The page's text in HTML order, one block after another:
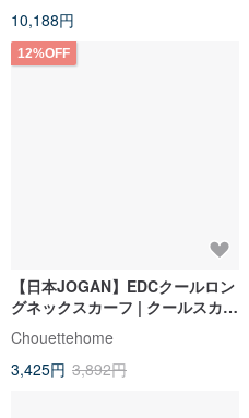
10,188円
12%OFF
【日本JOGAN】EDCクールロン
グネックスカーフ | クールスカー
フ | 減点なし |
Chouettehome
3,425円 3,892円